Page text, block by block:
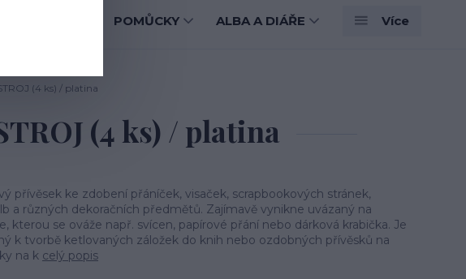
POMŮCKY ALBA A DIÁŘE Více
(4 ks) / platina
(4 ks) / platina
přívěsek ke zdobení přáníček, visaček, scrapbookových stránek,
a různých dekoračních předmětů. Zajímavě vynikne uvázaný na
kterou se ováže např. svícen, papírové přání nebo dárková krabička. Je
k tvorbě ketlovaných záložek do knih nebo ozdobných přívěsků na
na k celý popis